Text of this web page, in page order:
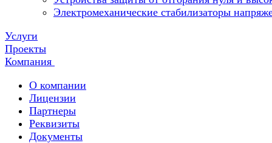
Электромеханические стабилизаторы
Услуги
Проекты
Компания
О компании
Лицензии
Партнеры
Реквизиты
Документы